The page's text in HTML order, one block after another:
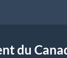
du